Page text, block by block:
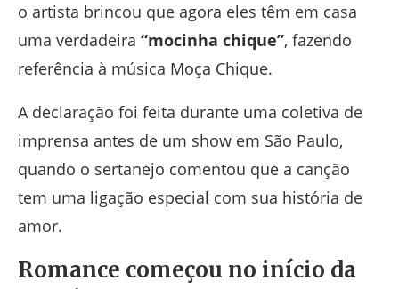
o artista brincou que agora eles têm em casa
uma verdadeira “mocinha chique”, fazendo
referência à música Moça Chique.
A declaração foi feita durante uma coletiva de
imprensa antes de um show em São Paulo,
quando o sertanejo comentou que a canção
tem uma ligação especial com sua história de
amor.
Romance começou no início da